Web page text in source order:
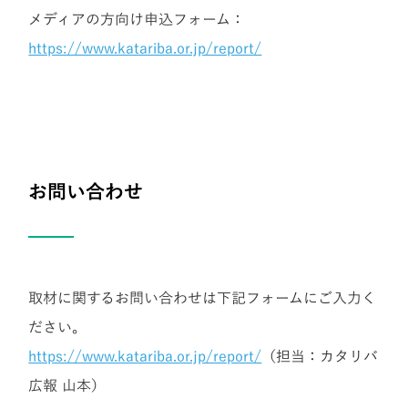
メディアの方向け申込フォーム：
https://www.katariba.or.jp/report/
お問い合わせ
取材に関するお問い合わせは下記フォームにご入力く
ださい。
https://www.katariba.or.jp/report/ （担当：カタリバ
広報 山本）